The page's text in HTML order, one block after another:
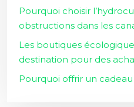
Pourquoi choisir
obstructions dans les
Les boutiques
destination pour des
Pourquoi offrir un